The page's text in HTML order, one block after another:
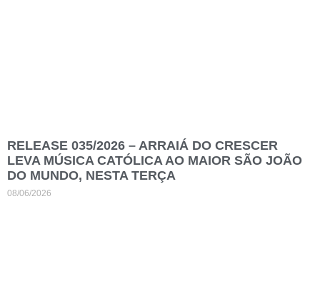
RELEASE 035/2026 – ARRAIÁ DO CRESCER
LEVA MÚSICA CATÓLICA AO MAIOR SÃO JOÃO
DO MUNDO, NESTA TERÇA
08/06/2026